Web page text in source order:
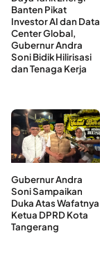
Banten Pikat
Investor AI dan Data
Center Global,
Gubernur Andra
Soni Bidik Hilirisasi
dan Tenaga Kerja
Gubernur Andra
Soni Sampaikan
Duka Atas Wafatnya
Ketua DPRD Kota
Tangerang